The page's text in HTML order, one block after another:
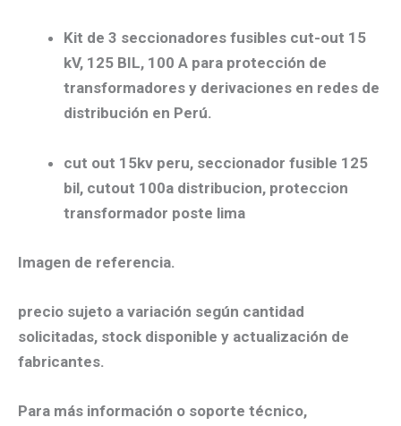
Kit de 3 seccionadores fusibles cut-out 15
kV, 125 BIL, 100 A para protección de
transformadores y derivaciones en redes de
distribución en Perú.
cut out 15kv peru, seccionador fusible 125
bil, cutout 100a distribucion, proteccion
transformador poste lima
Imagen de referencia.
precio sujeto a variación según cantidad
solicitadas, stock disponible y actualización de
fabricantes.
Para más información o soporte técnico,